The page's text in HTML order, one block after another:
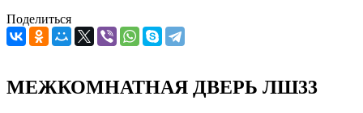
Поделиться
МЕЖКОМНАТНАЯ ДВЕРЬ ЛШ33